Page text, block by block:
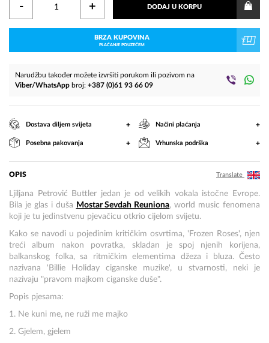
- + DODAJ U KORPU
BRZA KUPOVINA
PLAĆANJE POUZEĆEM
Narudžbu također možete izvršiti porukom ili pozivom na
Viber/WhatsApp broj: +387 (0)61 93 66 09
Dostava diljem svijeta + Načini plaćanja +
Posebna pakovanja + Vrhunska podrška +
OPIS Translate
Ljiljana Petrović Buttler jedan je od velikih vokala istočne Evrope.
Bila je glas i duša Mostar Sevdah Reuniona, world music fenomena
koji je tu jedinstvenu pjevačicu otkrio cijelom svijetu.
Kako se navodi u pojedinim kritičkim osvrtima, 'Frozen Roses', njen
treći album nakon povratka, skladan je spoj njenih korijena,
balkanskog folka, sa ritmičkim elementima džeza i bluza.
Često
nazivana 'Billie Holiday ciganske muzike', u stvarnosti, neki je
nazivaju "pravom majkom ciganske duše".
Popis pjesama:
1. Ne kuni me, ne ruži me majko
2. Gjelem, gjelem